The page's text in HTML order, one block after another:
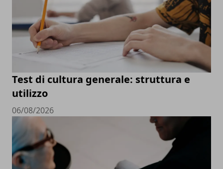
Test di cultura generale: struttura e
utilizzo
06/08/2026